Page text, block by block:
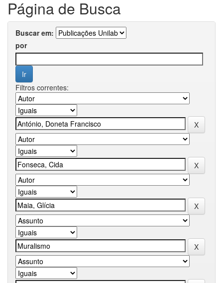
Página de Busca
Buscar em:
por
Filtros correntes: